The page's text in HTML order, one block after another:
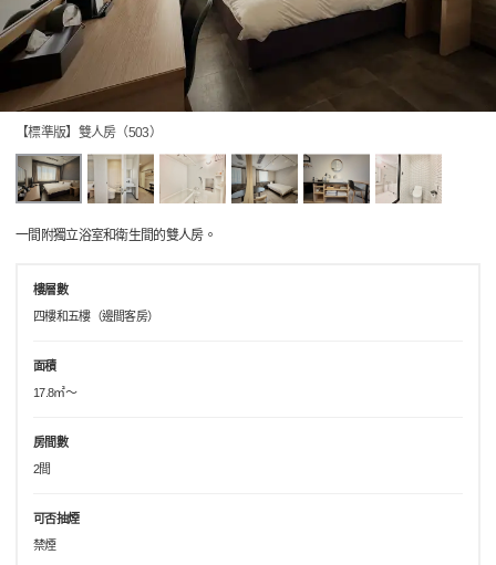
【標準版】雙人房（503）
一間附獨立浴室和衛生間的雙人房。
樓層數
四樓和五樓（邊間客房）
面積
17.8㎡～
房間數
2間
可否抽煙
禁煙